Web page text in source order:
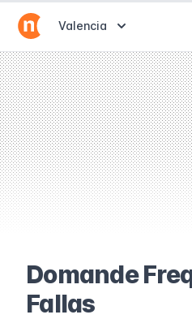
Abrir selector de
Valencia
Domande
Fallas